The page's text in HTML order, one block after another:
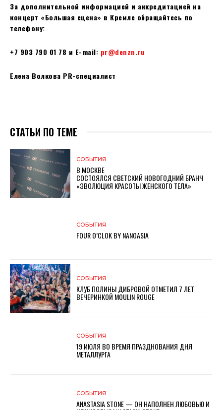
За дополнительной информацией и аккредитацией на
концерт «Большая сцена» в Кремле обращайтесь по
телефону:
+7 903 790 01 78 и E-mail: pr@denzn.ru
Елена Волкова PR-специалист
СТАТЬИ ПО ТЕМЕ
СОБЫТИЯ
В МОСКВЕ
СОСТОЯЛСЯ СВЕТСКИЙ НОВОГОДНИЙ БРАНЧ
«ЭВОЛЮЦИЯ КРАСОТЫ ЖЕНСКОГО ТЕЛА»
СОБЫТИЯ
FOUR O’CLOK BY NANOASIA
СОБЫТИЯ
КЛУБ ПОЛИНЫ ДИБРОВОЙ ОТМЕТИЛ 7 ЛЕТ
ВЕЧЕРИНКОЙ MOULIN ROUGE
СОБЫТИЯ
19 ИЮЛЯ ВО ВРЕМЯ ПРАЗДНОВАНИЯ ДНЯ
МЕТАЛЛУРГА
СОБЫТИЯ
ANASTASIA STONE — ОН НАПОЛНЕН ЛЮБОВЬЮ И